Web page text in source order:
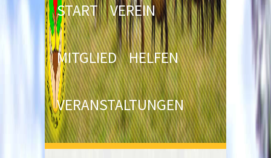
START VEREIN
MITGLIED HELFEN
VERANSTALTUNGEN